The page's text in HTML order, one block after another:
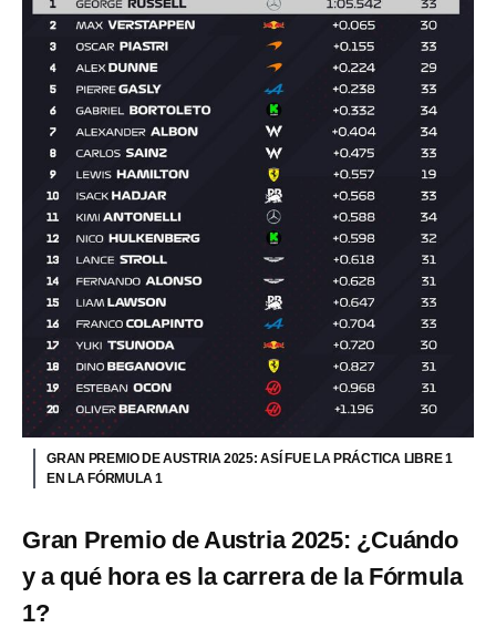
GRAN PREMIO DE AUSTRIA 2025: ASÍ FUE LA PRÁCTICA LIBRE 1
EN LA FÓRMULA 1
Gran Premio de Austria 2025: ¿Cuándo
y a qué hora es la carrera de la Fórmula
1?